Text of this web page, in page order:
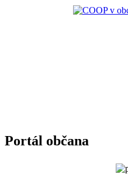
Portál občana